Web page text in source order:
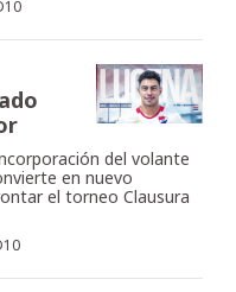
del volante
en nuevo
el torneo Clausura